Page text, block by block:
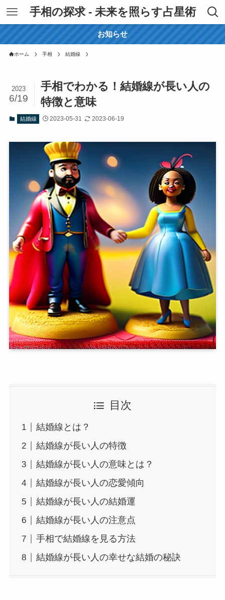
手相の探求 - 未来を照らす占星術
お知らせ
ホーム 手相 結婚線
手相でわかる！結婚線が長い人の
特徴と意味
2023
6/19
結婚線 2023-05-31 2023-06-19
目次
結婚線とは？
結婚線が長い人の特徴
結婚線が長い人の意味とは？
結婚線が長い人の恋愛傾向
結婚線が長い人の結婚運
結婚線が長い人の注意点
手相で結婚線を見る方法
結婚線が長い人の幸せな結婚の秘訣